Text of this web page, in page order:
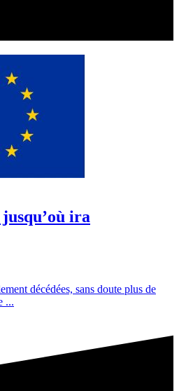
ira
décédées, sans doute plus de
...